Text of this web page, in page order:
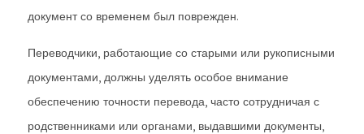
документ со временем был поврежден.
Переводчики, работающие со старыми или рукописными
документами, должны уделять особое внимание
обеспечению точности перевода, часто сотрудничая с
родственниками или органами, выдавшими документы,